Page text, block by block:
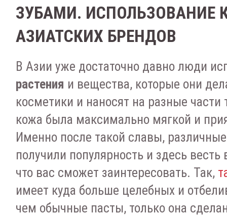
ЗУБАМИ. ИСПОЛЬЗОВАНИЕ
АЗИАТСКИХ БРЕНДОВ
В Азии уже достаточно давно люди
растения и вещества, которые они
косметики и наносят на разные части
кожа была максимально мягкой и
Именно после такой славы,
получили популярность и здесь
что вас сможет заинтересовать. Так,
имеет куда больше целебных и
чем обычные пасты, только она